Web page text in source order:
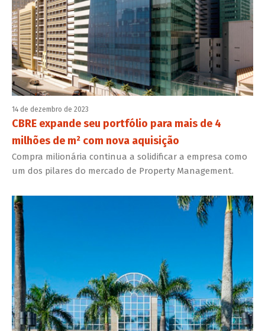
14 de dezembro de 2023
CBRE expande seu portfólio para mais de 4
milhões de m² com nova aquisição
Compra milionária continua a solidificar a empresa como
um dos pilares do mercado de Property Management.